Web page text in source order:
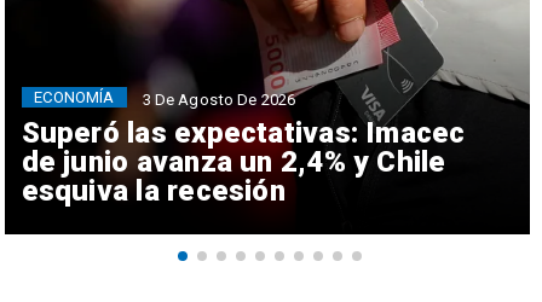
Superó las expectativas: Imacec
de junio avanza un 2,4% y Chile
esquiva la recesión
ECONOMÍA 3 De Agosto De 2026